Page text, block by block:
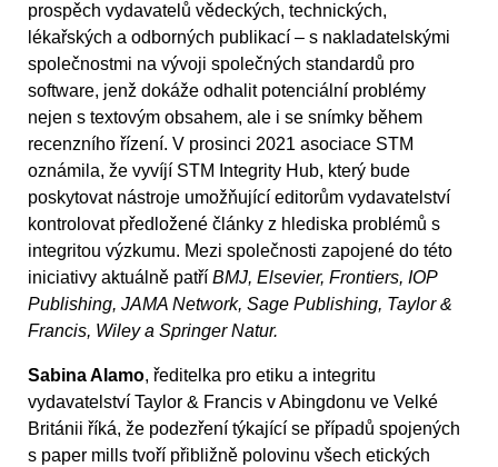
prospěch vydavatelů vědeckých, technických,
lékařských a odborných publikací – s nakladatelskými
společnostmi na vývoji společných standardů pro
software, jenž dokáže odhalit potenciální problémy
nejen s textovým obsahem, ale i se snímky během
recenzního řízení. V prosinci 2021 asociace STM
oznámila, že vyvíjí STM Integrity Hub, který bude
poskytovat nástroje umožňující editorům vydavatelství
kontrolovat předložené články z hlediska problémů s
integritou výzkumu. Mezi společnosti zapojené do této
iniciativy aktuálně patří BMJ, Elsevier, Frontiers, IOP
Publishing, JAMA Network, Sage Publishing, Taylor &
Francis, Wiley a Springer Natur.
Sabina Alamo, ředitelka pro etiku a integritu
vydavatelství Taylor & Francis v Abingdonu ve Velké
Británii říká, že podezření týkající se případů spojených
s paper mills tvoří přibližně polovinu všech etických